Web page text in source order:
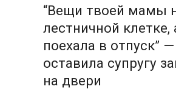
“Вещи твоей мамы
лестничной клетке,
поехала в отпуск”
оставила супругу
на двери